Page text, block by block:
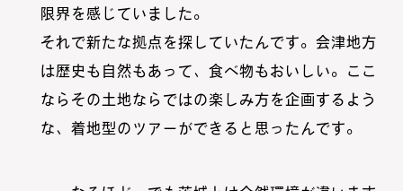
限界を感じていました。
それで新たな拠点を探していたんです。会津地方
は歴史も自然もあって、食べ物もおいしい。ここ
ならその土地ならではの楽しみ方を企画するよう
な、着地型のツアーができると思ったんです。